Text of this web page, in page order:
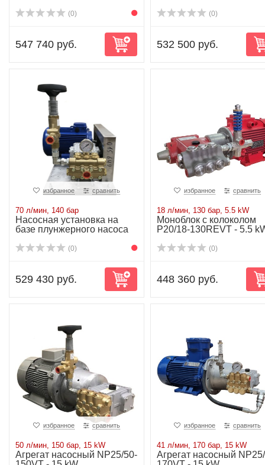
(0)
547 740 руб.
(0)
532 500 руб.
избранное сравнить
70 л/мин, 140 бар
Насосная установка на
базе плунжерного насоса
(0)
529 430 руб.
избранное сравнить
18 л/мин, 130 бар, 5.5 kW
Моноблок с колоколом
P20/18-130REVT - 5.5
(0)
448 360 руб.
избранное сравнить
50 л/мин, 150 бар, 15 kW
Агрегат насосный NP25/50-
избранное сравнить
41 л/мин, 170 бар, 15 kW
Агрегат насосный